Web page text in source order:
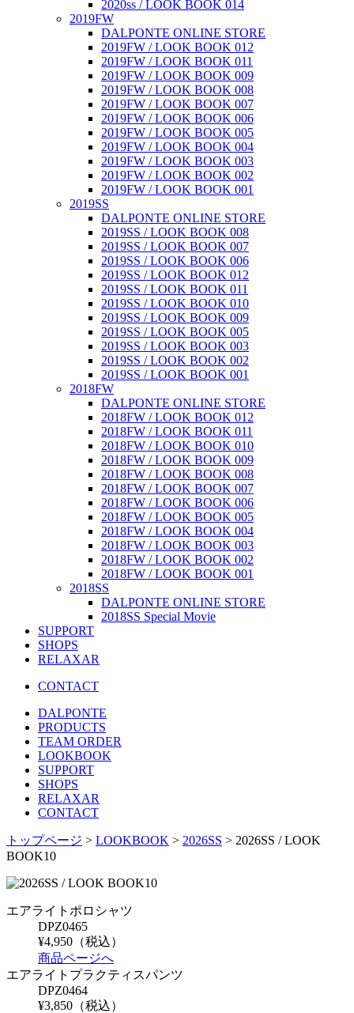
2020ss / LOOK BOOK 014
2019FW
DALPONTE ONLINE STORE
2019FW / LOOK BOOK 012
2019FW / LOOK BOOK 011
2019FW / LOOK BOOK 009
2019FW / LOOK BOOK 008
2019FW / LOOK BOOK 007
2019FW / LOOK BOOK 006
2019FW / LOOK BOOK 005
2019FW / LOOK BOOK 004
2019FW / LOOK BOOK 003
2019FW / LOOK BOOK 002
2019FW / LOOK BOOK 001
2019SS
DALPONTE ONLINE STORE
2019SS / LOOK BOOK 008
2019SS / LOOK BOOK 007
2019SS / LOOK BOOK 006
2019SS / LOOK BOOK 012
2019SS / LOOK BOOK 011
2019SS / LOOK BOOK 010
2019SS / LOOK BOOK 009
2019SS / LOOK BOOK 005
2019SS / LOOK BOOK 003
2019SS / LOOK BOOK 002
2019SS / LOOK BOOK 001
2018FW
DALPONTE ONLINE STORE
2018FW / LOOK BOOK 012
2018FW / LOOK BOOK 011
2018FW / LOOK BOOK 010
2018FW / LOOK BOOK 009
2018FW / LOOK BOOK 008
2018FW / LOOK BOOK 007
2018FW / LOOK BOOK 006
2018FW / LOOK BOOK 005
2018FW / LOOK BOOK 004
2018FW / LOOK BOOK 003
2018FW / LOOK BOOK 002
2018FW / LOOK BOOK 001
2018SS
DALPONTE ONLINE STORE
2018SS Special Movie
SUPPORT
SHOPS
RELAXAR
CONTACT
DALPONTE
PRODUCTS
TEAM ORDER
LOOKBOOK
SUPPORT
SHOPS
RELAXAR
CONTACT
トップページ > LOOKBOOK > 2026SS > 2026SS / LOOK
BOOK10
エアライトポロシャツ
DPZ0465
¥4,950（税込）
商品ページへ
エアライトプラクティスパンツ
DPZ0464
¥3,850（税込）